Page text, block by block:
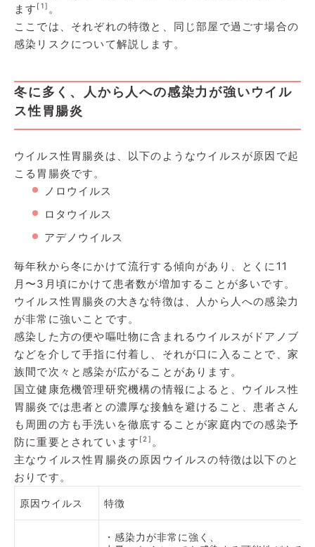
ます [1] 。
ここでは、それぞれの特徴と、同じ部屋で過ごす場合の
感染リスクについて解説します。
冬に多く、人から人への感染力が強いウイル
ス性胃腸炎
ウイルス性胃腸炎は、以下のようなウイルスが原因で起
こる胃腸炎です。
ノロウイルス
ロタウイルス
アデノウイルス
毎年秋から冬にかけて流行する傾向があり、とくに11
月〜3月頃にかけて患者数が増加することが多いです。
ウイルス性胃腸炎の大きな特徴は、人から人への感染力
が非常に強いことです。
感染した方の便や嘔吐物に含まれるウイルスがドアノブ
などを介して手指に付着し、それが口に入ることで、家
族間で次々と感染が広がることがあります。
国立健康危機管理研究機構の情報によると、ウイルス性
胃腸炎では患者との濃厚な接触を避けること、患者さん
も周囲の方も手洗いを徹底することが家庭内での感染予
防に重要とされています [2] 。
主なウイルス性胃腸炎の原因ウイルスの特徴は以下のと
おりです。
原因ウイルス 特徴
・感染力が非常に強く、